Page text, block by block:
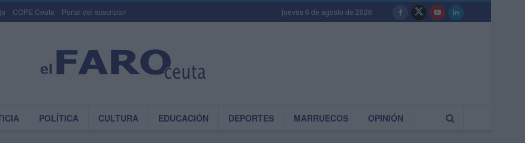
COPE Ceuta Portal del suscriptor jueves 6 de agosto de 2026
POLÍTICA CULTURA EDUCACIÓN DEPORTES MARRUECOS OPINIÓN